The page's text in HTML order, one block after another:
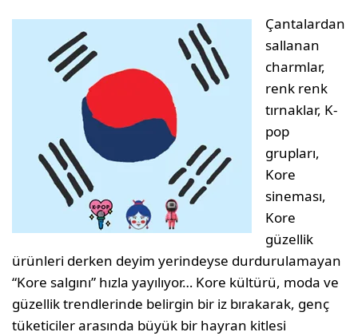
Çantalardan
sallanan
charmlar,
renk renk
tırnaklar, K-
pop
grupları,
Kore
sineması,
Kore
güzellik
ürünleri derken deyim yerindeyse durdurulamayan
“Kore salgını” hızla yayılıyor… Kore kültürü, moda ve
güzellik trendlerinde belirgin bir iz bırakarak, genç
tüketiciler arasında büyük bir hayran kitlesi